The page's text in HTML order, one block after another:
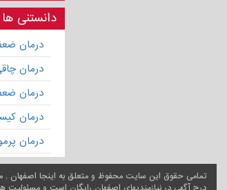
دانستنی ها
درمان
درمان
درمان
درمان
درمان
تمامی حقوق این سایت محفوظ و متعلق به اینجا اصفهان ,